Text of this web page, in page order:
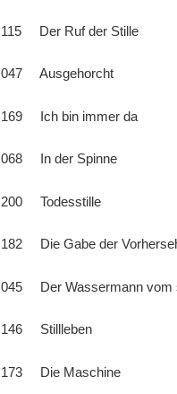
115 Der Ruf der Stille
047 Ausgehorcht
169 Ich bin immer da
068 In der Spinne
200 Todesstille
182 Die Gabe der
045 Der Wassermann vom
146 Stillleben
173 Die Maschine